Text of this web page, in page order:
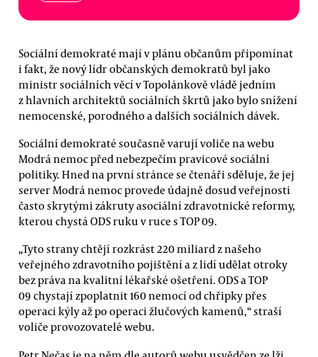
Sociální demokraté mají v plánu občanům připomínat
i fakt, že nový lídr občanských demokratů byl jako
ministr sociálních věcí v Topolánkově vládě jedním
z hlavních architektů sociálních škrtů jako bylo snížení
nemocenské, porodného a dalších sociálních dávek.
Sociální demokraté současně varují voliče na webu
Modrá nemoc před nebezpečím pravicové sociální
politiky. Hned na první stránce se čtenáři sděluje, že jej
server Modrá nemoc provede údajně dosud veřejnosti
často skrytými zákruty asociální zdravotnické reformy,
kterou chystá ODS ruku v ruce s TOP 09.
„Tyto strany chtějí rozkrást 220 miliard z našeho
veřejného zdravotního pojištění a z lidí udělat otroky
bez práva na kvalitní lékařské ošetření. ODS a TOP
09 chystají zpoplatnit 160 nemocí od chřipky přes
operaci kýly až po operaci žlučových kamenů,“ straší
voliče provozovatelé webu.